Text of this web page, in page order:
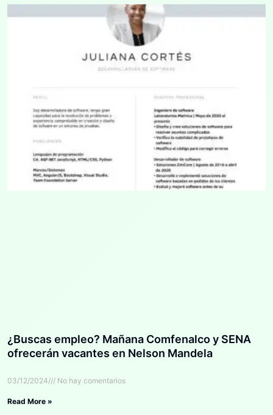
¿Buscas empleo? Mañana Comfenalco y SENA
ofrecerán vacantes en Nelson Mandela
03/12/2024 No hay comentarios
Read More »